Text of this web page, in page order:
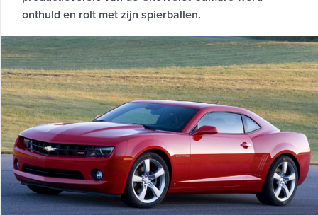
onthuld en rolt met zijn spierballen.